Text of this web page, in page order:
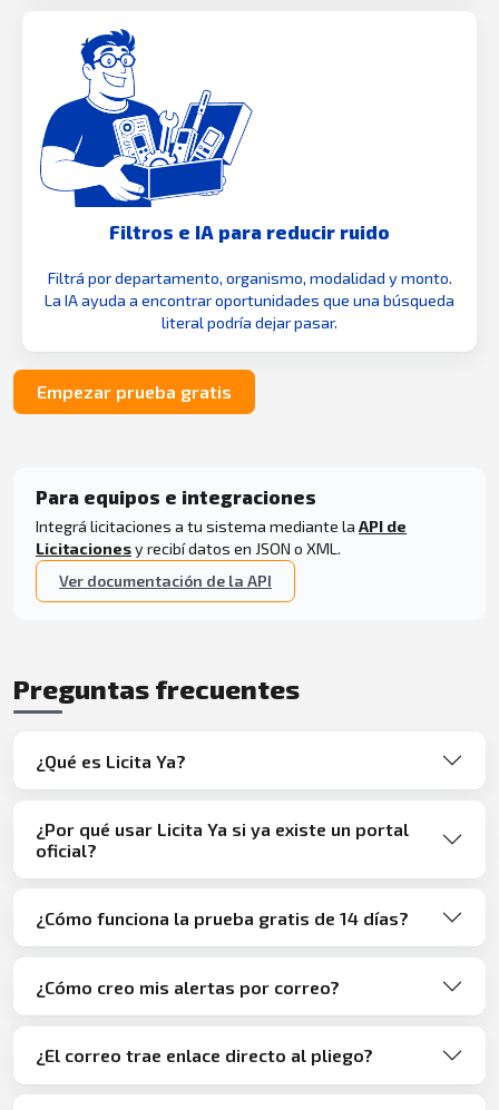
Filtros e IA para reducir ruido
Filtrá por departamento, organismo, modalidad y monto.
La IA ayuda a encontrar oportunidades que una búsqueda
literal podría dejar pasar.
Empezar prueba gratis
Para equipos e integraciones
Integrá licitaciones a tu sistema mediante la API de
Licitacionesy recibí datos en JSON o XML.
Ver documentación de la API
Preguntas frecuentes
¿Qué es Licita Ya?
¿Por qué usar Licita Ya si ya existe un portal
oficial?
¿Cómo funciona la prueba gratis de 14 días?
¿Cómo creo mis alertas por correo?
¿El correo trae enlace directo al pliego?